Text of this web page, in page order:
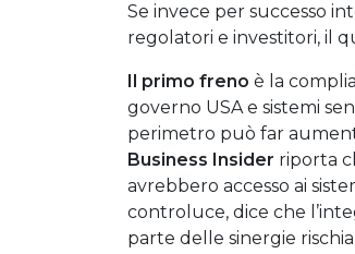
Se invece per successo
regolatori e investitori, il
Il primo freno è la
governo USA e sistemi
perimetro può far
Business Insider riporta
avrebbero accesso ai
controluce, dice che
parte delle sinergie